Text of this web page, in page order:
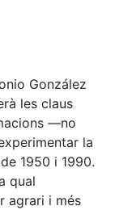
González
les claus
—no
la
1950 i 1990.
qual
agrari i més